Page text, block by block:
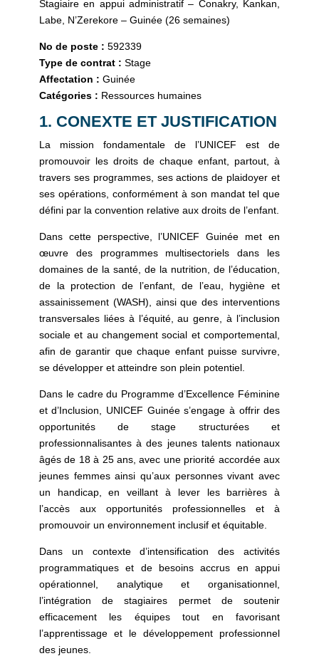
Stagiaire en appui administratif – Conakry, Kankan,
Labe, N’Zerekore – Guinée (26 semaines)
No de poste : 592339
Type de contrat : Stage
Affectation : Guinée
Catégories : Ressources humaines
1. CONEXTE ET JUSTIFICATION
La mission fondamentale de l’UNICEF est de
promouvoir les droits de chaque enfant, partout, à
travers ses programmes, ses actions de plaidoyer et
ses opérations, conformément à son mandat tel que
défini par la convention relative aux droits de l’enfant.
Dans cette perspective, l’UNICEF Guinée met en
œuvre des programmes multisectoriels dans les
domaines de la santé, de la nutrition, de l’éducation,
de la protection de l’enfant, de l’eau, hygiène et
assainissement (WASH), ainsi que des interventions
transversales liées à l’équité, au genre, à l’inclusion
sociale et au changement social et comportemental,
afin de garantir que chaque enfant puisse survivre,
se développer et atteindre son plein potentiel.
Dans le cadre du Programme d’Excellence Féminine
et d’Inclusion, UNICEF Guinée s’engage à offrir des
opportunités de stage structurées et
professionnalisantes à des jeunes talents nationaux
âgés de 18 à 25 ans, avec une priorité accordée aux
jeunes femmes ainsi qu’aux personnes vivant avec
un handicap, en veillant à lever les barrières à
l’accès aux opportunités professionnelles et à
promouvoir un environnement inclusif et équitable.
Dans un contexte d’intensification des activités
programmatiques et de besoins accrus en appui
opérationnel, analytique et organisationnel,
l’intégration de stagiaires permet de soutenir
efficacement les équipes tout en favorisant
l’apprentissage et le développement professionnel
des jeunes.